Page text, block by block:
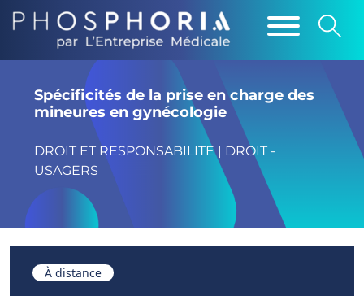
Spécificités de la prise en charge des
mineures en gynécologie
DROIT ET RESPONSABILITE | DROIT -
USAGERS
À distance